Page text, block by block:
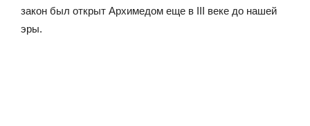
закон был открыт Архимедом еще в III веке до нашей
эры.